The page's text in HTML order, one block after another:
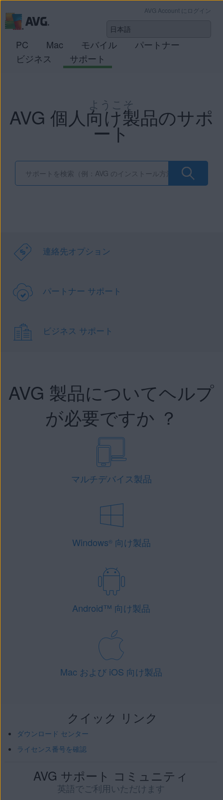
AVG Account にログイン
PC Mac モバイル
パートナー
ビジネス
サポート
ようこそ
AVG 個人向け製品のサポ
ート
連絡先オプション
パートナー サポート
ビジネス サポート
AVG 製品についてヘルプ
が必要ですか ？
マルチデバイス製品
Windows®向け製品
Android™ 向け製品
Mac および iOS 向け製品
クイック リンク
ダウンロード センター
ライセンス番号を確認
AVG サポート コミュニティ
英語でご利用いただけます